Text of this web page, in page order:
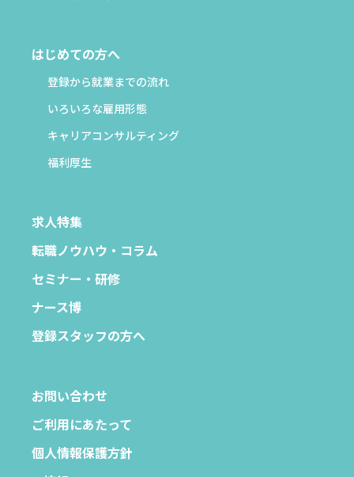
はじめての方へ
登録から就業までの流れ
いろいろな雇用形態
キャリアコンサルティング
福利厚生
求人特集
転職ノウハウ・コラム
セミナー・研修
ナース博
登録スタッフの方へ
お問い合わせ
ご利用にあたって
個人情報保護方針